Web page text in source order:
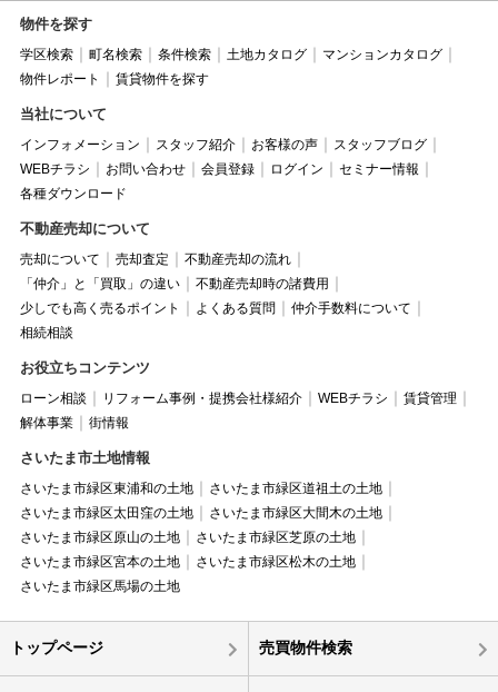
物件を探す
学区検索 町名検索 条件検索 土地カタログ
マンションカタログ
物件レポート
賃貸物件を探す
当社について
インフォメーション スタッフ紹介 お客様の声
スタッフブログ
WEBチラシ
お問い合わせ 会員登録 ログイン
セミナー情報
各種ダウンロード
不動産売却について
売却について 売却査定
不動産売却の流れ
「仲介」と「買取」の違い
不動産売却時の諸費用
少しでも高く売るポイント
よくある質問
仲介手数料について
相続相談
お役立ちコンテンツ
ローン相談 リフォーム事例・提携会社様紹介 WEBチラシ
賃貸管理
解体事業
街情報
さいたま市土地情報
さいたま市緑区東浦和の土地
さいたま市緑区道祖土の土地
さいたま市緑区太田窪の土地
さいたま市緑区大間木の土地
さいたま市緑区原山の土地
さいたま市緑区芝原の土地
さいたま市緑区宮本の土地
さいたま市緑区松木の土地
さいたま市緑区馬場の土地
トップページ 売買物件検索